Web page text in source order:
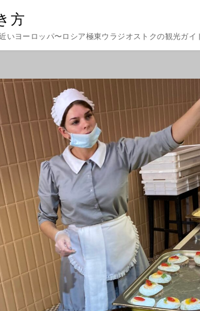
方
いヨーロッパ〜ロシア極東ウラジオストクの観光ガイ